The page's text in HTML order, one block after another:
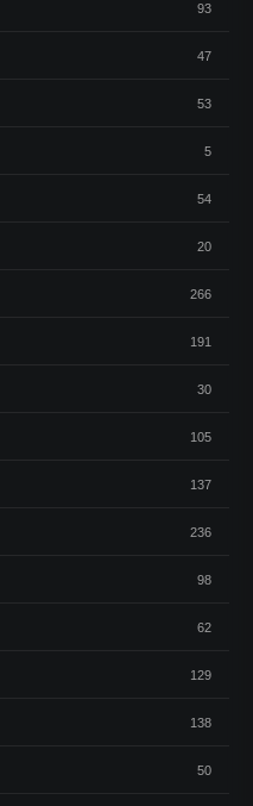
93
47
53
5
54
20
266
191
30
105
137
236
98
62
129
138
50